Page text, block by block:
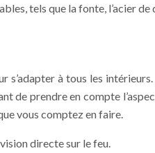
tels que la fonte, l’acier
à tous les
prendre en compte
vous comptez en faire.
directe sur le feu.